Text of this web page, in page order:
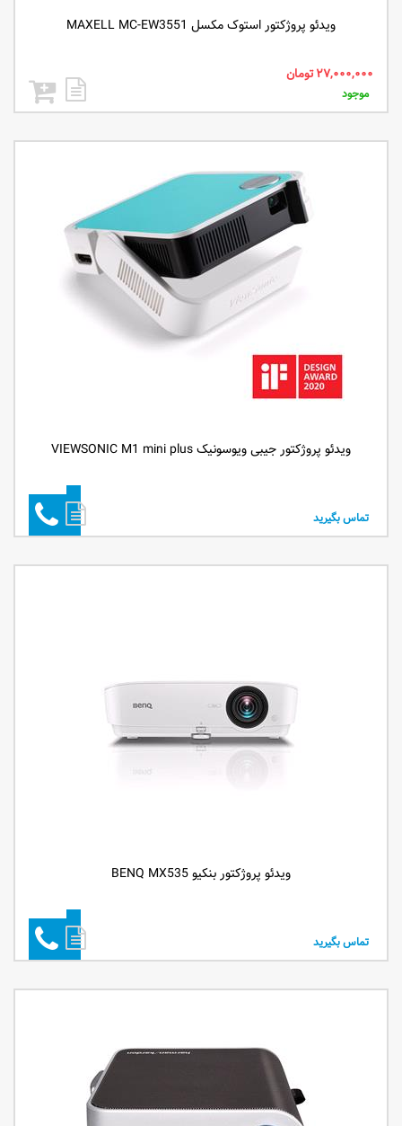
ویدئو پروژکتور استوک مکسل MAXELL MC-EW3551
موجود
ویدئو پروژکتور جیبی ویوسونیک VIEWSONIC M1 mini plus
تماس بگیرید
ویدئو پروژکتور بنکیو BENQ MX535
تماس بگیرید